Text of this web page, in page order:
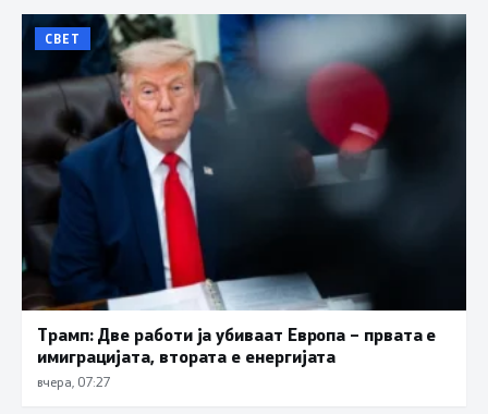
СВЕТ
Трамп: Две работи ја убиваат Европа – првата е
имиграцијата, втората е енергијата
вчера, 07:27